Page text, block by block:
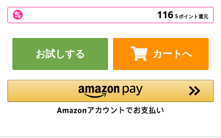
116.5ポイント還元
お試しする カートへ